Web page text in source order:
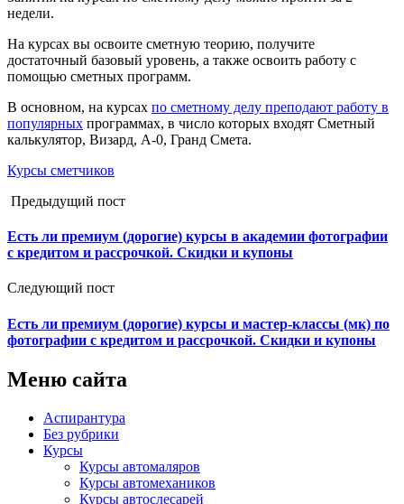
недели.
На курсах вы освоите сметную теорию, получите
достаточный базовый уровень, а также освоить работу с
помощью сметных программ.
В основном, на курсах по сметному делу преподают работу в
популярных программах, в число которых входят Сметный
калькулятор, Визард, А-0, Гранд Смета.
Курсы сметчиков
Предыдущий пост
Есть ли премиум (дорогие) курсы в академии фотографии
с кредитом и рассрочкой. Скидки и купоны
Следующий пост
Есть ли премиум (дорогие) курсы и мастер-классы (мк) по
фотографии с кредитом и рассрочкой. Скидки и купоны
Меню сайта
Аспирантура
Без рубрики
Курсы
Курсы автомаляров
Курсы автомехаников
Курсы автослесарей